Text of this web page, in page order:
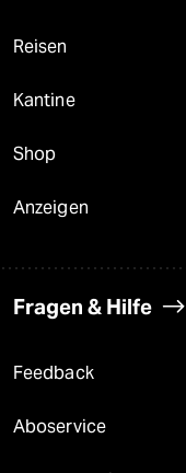
Reisen
Kantine
Shop
Anzeigen
Fragen & Hilfe
Feedback
Aboservice